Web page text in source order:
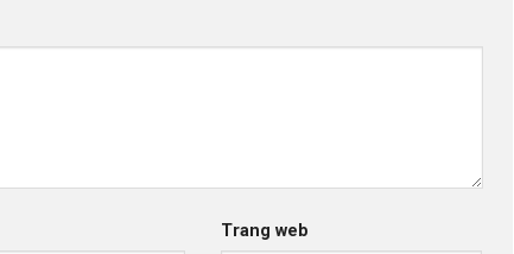
Trang web